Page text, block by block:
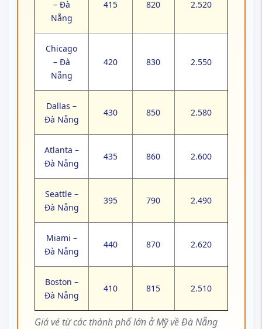
Giá vé từ các thành phố lớn ở Mỹ về Đà Nẵng
– Đà
Nẵng
415 820 2.520
Chicago
– Đà
Nẵng
420 830 2.550
Dallas –
Đà Nẵng
430 850 2.580
Atlanta –
Đà Nẵng
435 860 2.600
Seattle –
Đà Nẵng
395 790 2.490
Miami –
Đà Nẵng
440 870 2.620
Boston –
Đà Nẵng
410 815 2.510